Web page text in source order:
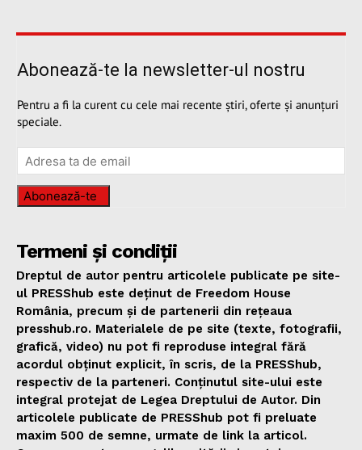
Abonează-te la newsletter-ul nostru
Pentru a fi la curent cu cele mai recente știri, oferte și anunțuri
speciale.
Abonează-te
Termeni și condiții
Dreptul de autor pentru articolele publicate pe site-
ul PRESShub este deținut de Freedom House
România, precum și de partenerii din rețeaua
presshub.ro. Materialele de pe site (texte, fotografii,
grafică, video) nu pot fi reproduse integral fără
acordul obținut explicit, în scris, de la PRESShub,
respectiv de la parteneri. Conținutul site-ului este
integral protejat de Legea Dreptului de Autor. Din
articolele publicate de PRESShub pot fi preluate
maxim 500 de semne, urmate de link la articol.